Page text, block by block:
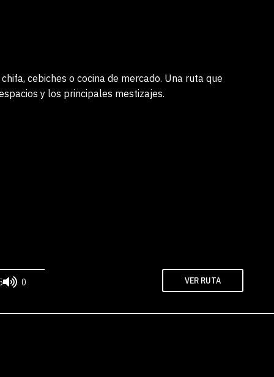
cebiches o cocina de mercado. Una ruta que
y los principales mestizajes.
0 VER RUTA